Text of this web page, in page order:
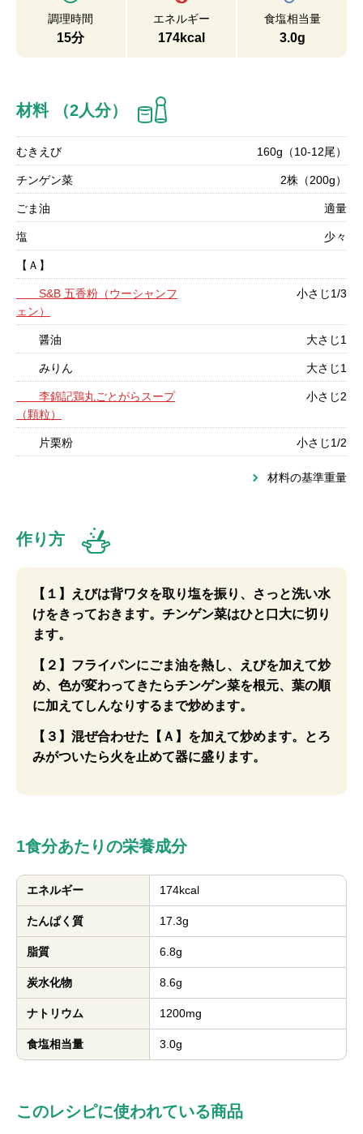
調理時間
15分
エネルギー
174kcal
食塩相当量
3.0g
材料 （2人分）
むきえび 160g（10-12尾）
チンゲン菜 2株（200g）
ごま油 適量
塩 少々
【Ａ】
S&B 五香粉（ウーシャンフ
ェン）
小さじ1/3
醤油 大さじ1
みりん 大さじ1
李錦記鶏丸ごとがらスープ
（顆粒）
小さじ2
片栗粉 小さじ1/2
材料の基準重量
作り方
【１】えびは背ワタを取り塩を振り、さっと洗い水
けをきっておきます。チンゲン菜はひと口大に切り
ます。
【２】フライパンにごま油を熱し、えびを加えて炒
め、色が変わってきたらチンゲン菜を根元、葉の順
に加えてしんなりするまで炒めます。
【３】混ぜ合わせた【Ａ】を加えて炒めます。とろ
みがついたら火を止めて器に盛ります。
1食分あたりの栄養成分
エネルギー 174kcal
たんぱく質 17.3g
脂質 6.8g
炭水化物 8.6g
ナトリウム 1200mg
食塩相当量 3.0g
このレシピに使われている商品